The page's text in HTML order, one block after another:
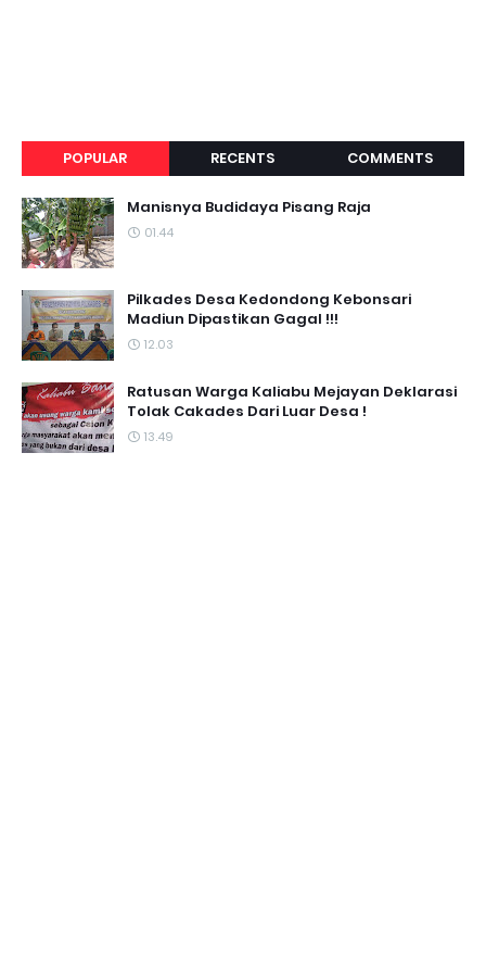
POPULAR RECENTS COMMENTS
Manisnya Budidaya Pisang Raja
01.44
Pilkades Desa Kedondong Kebonsari
Madiun Dipastikan Gagal !!!
12.03
Ratusan Warga Kaliabu Mejayan Deklarasi
Tolak Cakades Dari Luar Desa !
13.49